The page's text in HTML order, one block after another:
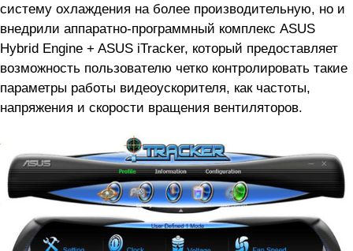
систему охлаждения на более производительную, но и
внедрили аппаратно-программный комплекс ASUS
Hybrid Engine + ASUS iTracker, который предоставляет
возможность пользователю четко контролировать такие
параметры работы видеоускорителя, как частоты,
напряжения и скорости вращения вентиляторов.